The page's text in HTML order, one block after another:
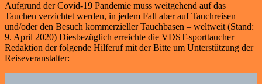
Aufgrund der Covid-19 Pandemie muss weitgehend auf das
Tauchen verzichtet werden, in jedem Fall aber auf Tauchreisen
und/oder den Besuch kommerzieller Tauchbasen – weltweit (Stand:
9. April 2020) Diesbezüglich erreichte die VDST-sporttaucher
Redaktion der folgende Hilferuf mit der Bitte um Unterstützung der
Reiseveranstalter: